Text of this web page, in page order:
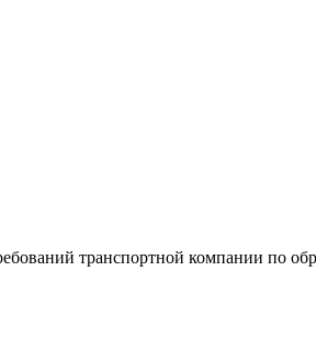
транспортной компании по